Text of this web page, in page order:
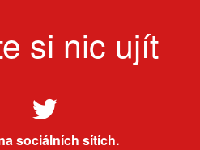
si nic ujít
sociálních sítích.